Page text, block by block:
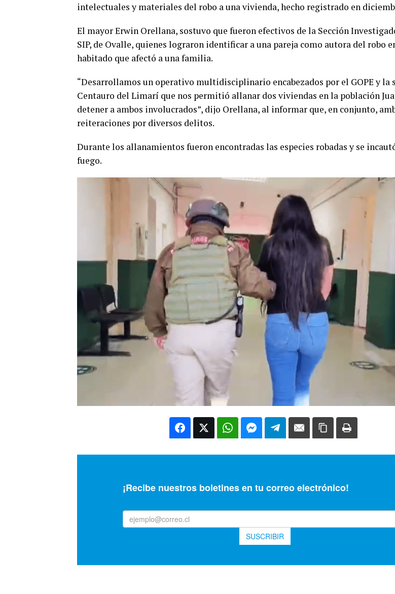
intelectuales y materiales del robo a una vivienda, hecho registrado en
El mayor Erwin Orellana, sostuvo que fueron efectivos de la Sección
SIP, de Ovalle, quienes lograron identificar a una pareja como autora del robo
habitado que afectó a una familia.
“Desarrollamos un operativo multidisciplinario encabezados por el GOPE y la
Centauro del Limarí que nos permitió allanar dos viviendas en la población
detener a ambos involucrados”, dijo Orellana, al informar que, en conjunto,
reiteraciones por diversos delitos.
Durante los allanamientos fueron encontradas las especies robadas y se
fuego.